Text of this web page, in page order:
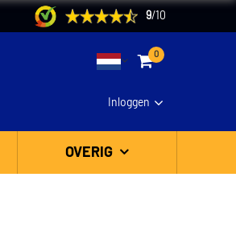
9/ 10
0
Inloggen
OVERIG